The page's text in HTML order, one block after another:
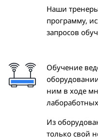
Наши
программу,
запросов
Обучение
ним в ходе
Из
только свой